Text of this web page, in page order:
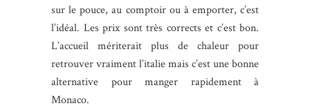
sur le pouce, au comptoir ou à emporter, c’est
l’idéal. Les prix sont très corrects et c’est bon.
L’accueil mériterait plus de chaleur pour
retrouver vraiment l’italie mais c’est une bonne
alternative pour manger rapidement à
Monaco.